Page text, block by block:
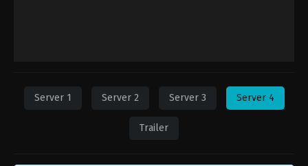
Server 1 Server 2 Server 3 Server 4
Trailer